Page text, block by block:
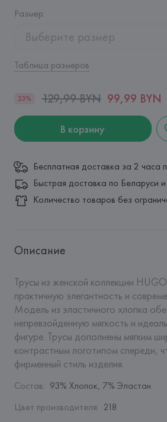
Размер:
Выберите размер
Таблица размеров
23% 129,99 BYN 99,99 BYN
В корзину
Бесплатная доставка за 2 часа
Быстрая доставка по Беларуси
Количество товаров без
Описание
Трусы из женской коллекции
практичную элегантность и
Модель из эластичного хлопка
непревзойденную мягкость и
фигуре. Трусы дополнены мягким
контрастным логотипом спереди,
фирменный стиль изделия.
Состав: 93% Хлопок, 7% Эластан
Цвет производителя: 218